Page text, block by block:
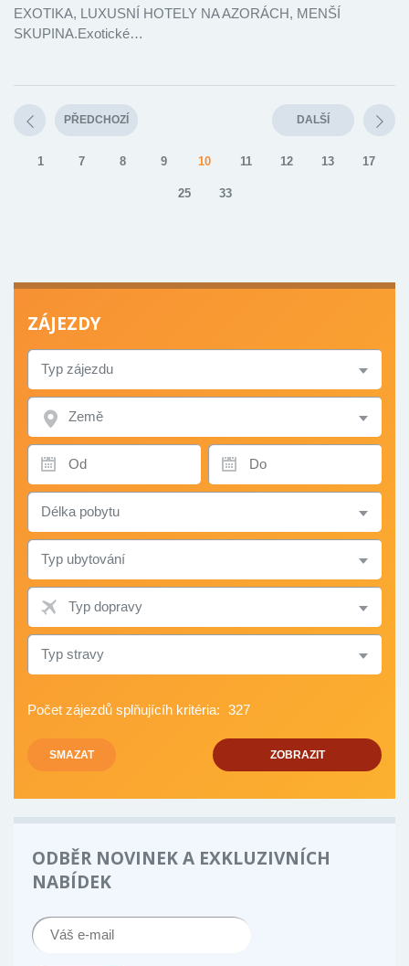
EXOTIKA, LUXUSNÍ HOTELY NA AZORÁCH, MENŠÍ
SKUPINA.Exotické…
PŘEDCHOZÍ
1 7 8 9 10 11 12 13 17
25 33
DALŠÍ
ZÁJEZDY
TYP
ZÁJEZDU
ZEMĚ
TERMÍN
OD
TERMÍN
DO
DÉLKA
POBYTU
TYP
UBYTOVÁNÍ
TYP
DOPRAVY
TYP
STRAVY
Počet zájezdů splňujícíh kritéria: 327
SMAZAT ZOBRAZIT
ODBĚR NOVINEK A EXKLUZIVNÍCH
NABÍDEK